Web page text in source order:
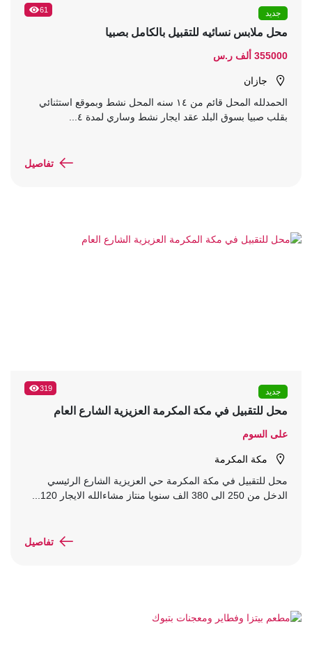
61 جديد
محل ملابس نسائيه للتقبيل بالكامل بصبيا
355000 ألف ر.س
جازان
الحمدلله المحل قائم من ١٤ سنه المحل نشط وبموقع استثنائي
بقلب صبيا بسوق البلد عقد ايجار نشط وساري لمدة ٤...
تفاصيل
319 جديد
محل للتقبيل في مكة المكرمة العزيزية الشارع العام
على السوم
مكة المكرمة
محل للتقبيل في مكة المكرمة حي العزيزية الشارع الرئيسي
الدخل من 250 الى 380 الف سنويا منتاز مشاءالله الايجار 120...
تفاصيل